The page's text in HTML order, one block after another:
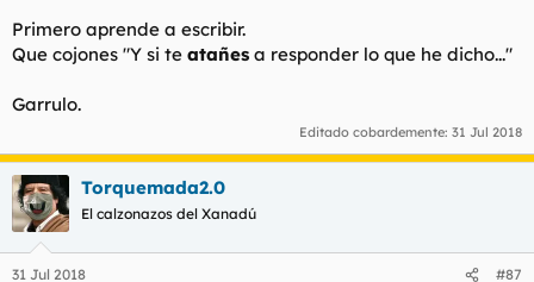
Primero aprende a escribir.
Que cojones "Y si te atañes a responder lo que he dicho..."
Garrulo.
Editado cobardemente: 31 Jul 2018
Torquemada2.0
El calzonazos del Xanadú
31 Jul 2018 #87